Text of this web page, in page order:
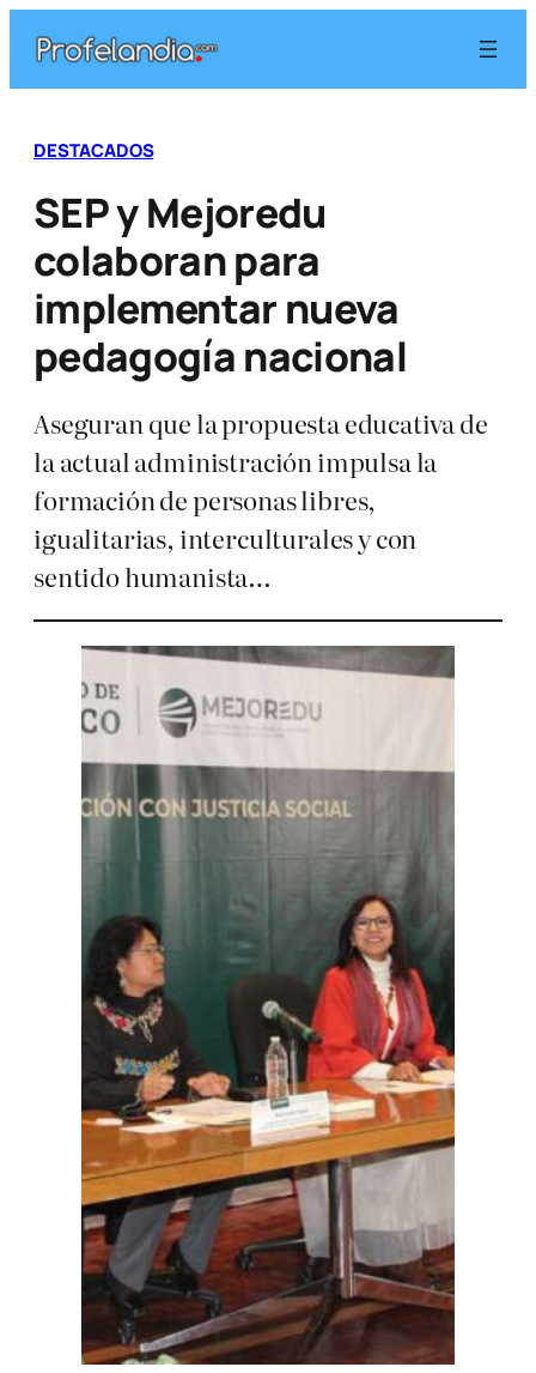
contenido
DESTACADOS
SEP y Mejoredu
colaboran para
implementar nueva
pedagogía nacional
Aseguran que la propuesta educativa de
la actual administración impulsa la
formación de personas libres,
igualitarias, interculturales y con
sentido humanista…